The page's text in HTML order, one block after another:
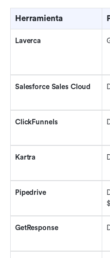
Herramienta
Laverca
Salesforce Sales Cloud
ClickFunnels
Kartra
Pipedrive
GetResponse